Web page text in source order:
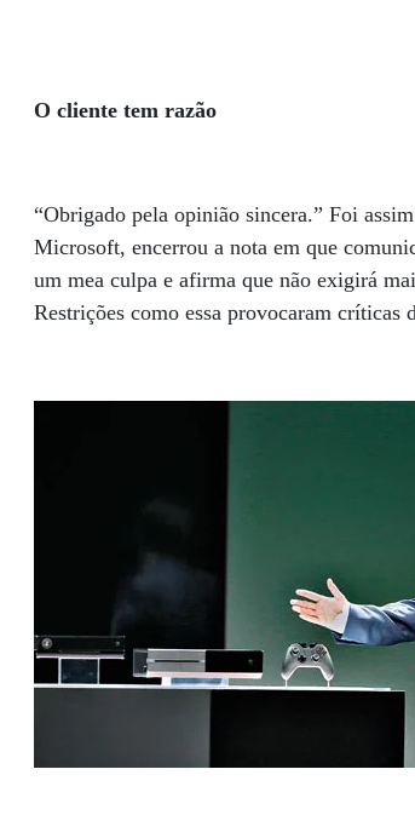
O cliente tem razão
“Obrigado pela opinião sincera.” Foi
Microsoft, encerrou a nota em que
um mea culpa e afirma que não exigirá
Restrições como essa provocaram críticas